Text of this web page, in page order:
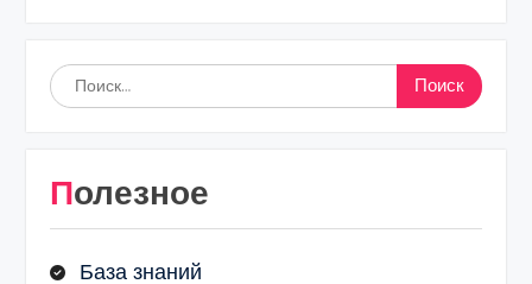
Найти:
Полезное
База знаний